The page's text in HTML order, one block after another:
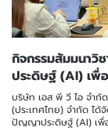
กิจกรรมสัมมนาวิ
ประดิษฐ์ (AI) เพื่
บริษัท เอส พี วี ไอ จำกั
(ประเทศไทย) จำกัด ได้
ปัญญาประดิษฐ์ (AI) เพื่